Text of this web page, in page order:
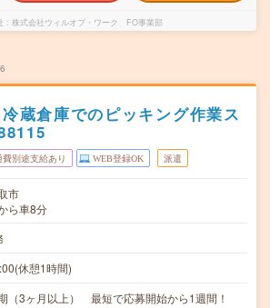
株式会社ウィルオブ・ワーク FO事業部
蔵倉庫でのピッキング作業ス
費別途支給あり WEB登録OK 派遣
市
ら車8分
休憩1時間)
（3ヶ月以上） 最短で応募開始から1週間！